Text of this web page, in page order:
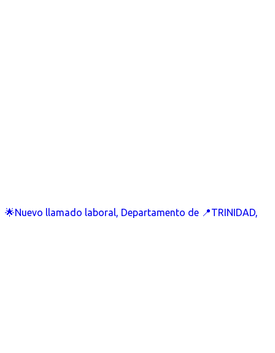
🌟Nuevo llamado laboral, Departamento de 📍TRINIDAD,